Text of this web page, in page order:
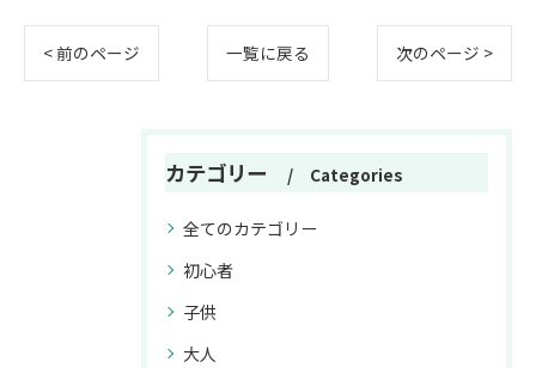
< 前のページ 一覧に戻る 次のページ >
カテゴリー Categories
全てのカテゴリー
初心者
子供
大人